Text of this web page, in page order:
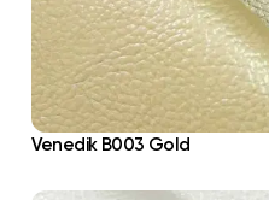
Venedik B003 Gold